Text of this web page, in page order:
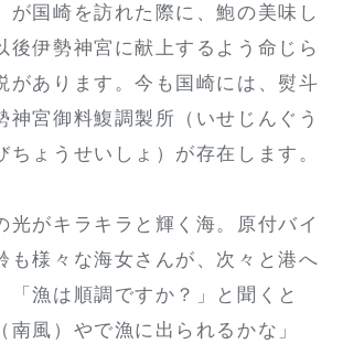
が国崎を訪れた際に、鮑の美味し
後伊勢神宮に献上するよう命じら
があります。今も国崎には、熨斗
神宮御料鰒調製所（いせじんぐう
ちょうせいしょ）が存在します。
光がキラキラと輝く海。原付バイ
も様々な海女さんが、次々と港へ
「漁は順調ですか？」と聞くと
南風）やで漁に出られるかな」